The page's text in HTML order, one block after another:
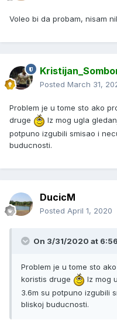
Voleo bi da probam, nisam
Posted March 31,
Problem je u tome sto ako
druge
Iz mog ugla
potpuno izgubili smisao i
buducnosti.
DucicM
Posted April 1, 2020
On 3/31/2020 at
Problem je u tome sto
koristis druge
Iz mog
3.6m su potpuno izgubili
bliskoj buducnosti.